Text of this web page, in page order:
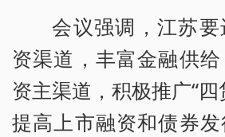
会议强调，江苏
资渠道，丰富金融供
资主渠道，积极推广“四
提高上市融资和债券